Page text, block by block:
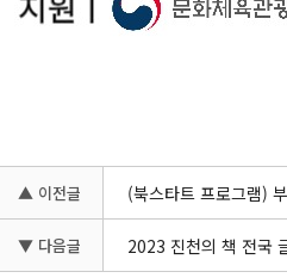
▲ 이전글 (북스타트 프로그램)
▼ 다음글 2023 진천의 책 전국